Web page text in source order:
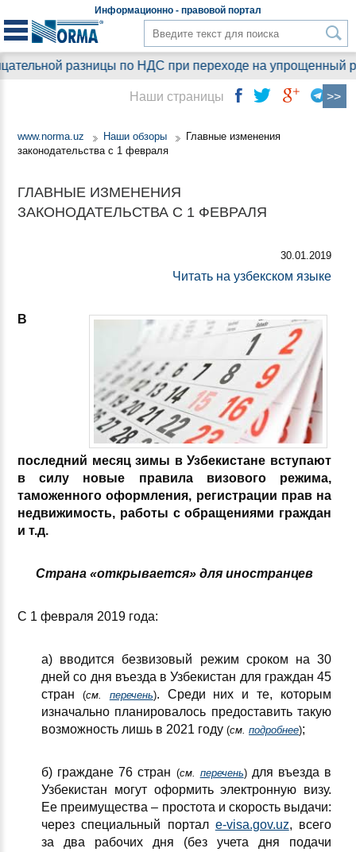
Информационно - правовой портал
разницы по НДС при переходе на упрощенный
www.norma.uz Наши обзоры
Главные изменения
законодательства с 1 февраля
ГЛАВНЫЕ ИЗМЕНЕНИЯ
ЗАКОНОДАТЕЛЬСТВА С 1 ФЕВРАЛЯ
30.01.2019
Читать на узбекском языке
В
последний месяц зимы в Узбекистане вступают
в силу новые правила визового режима,
таможенного оформления, регистрации прав на
недвижимость, работы с обращениями граждан
и т.д.
Страна «открывается» для иностранцев
С 1 февраля 2019 года:
а) вводится безвизовый режим сроком на 30
дней со дня въезда в Узбекистан для граждан 45
стран (см. перечень). Среди них и те, которым
изначально планировалось предоставить такую
возможность лишь в 2021 году (см. подробнее);
б) граждане 76 стран (см. перечень)для въезда в
Узбекистан могут оформить электронную визу.
Ее преимущества – простота и скорость выдачи:
через специальный портал e-visa.gov.uz, всего
за два рабочих дня (без учета дня подачи
Наши страницы